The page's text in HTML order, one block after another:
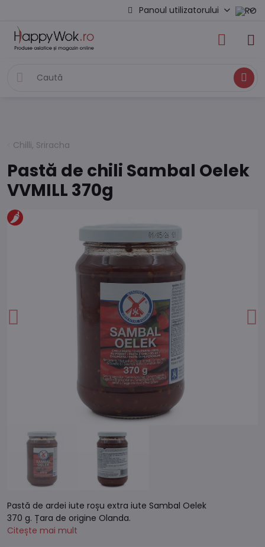
Panoul utilizatorului
Caută
Chilli, Sriracha
Pastă de chili Sambal Oelek
VVMILL 370g
Pastă de ardei iute roșu extra iute Sambal Oelek
370 g. Țara de origine Olanda.
Citește mai mult